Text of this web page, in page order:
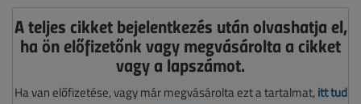
A teljes cikket bejelentkezés után olvashatja el,
ha ön előfizetőnk vagy megvásárolta a cikket
vagy a lapszámot.
Ha van előfizetése, vagy már megvásárolta ezt a tartalmat, itt tud